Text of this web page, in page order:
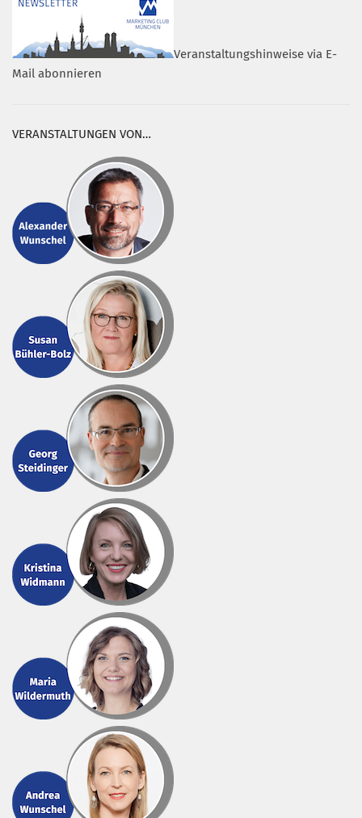
Veranstaltungshinweise via E-
Mail abonnieren
VERANSTALTUNGEN VON…